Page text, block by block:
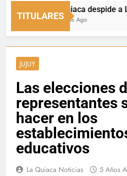
TITULARES
La Quiaca despide a
22 Horas Ago
JUJUY
Las elecciones
representantes
hacer en los
educativos
La Quiaca Noticias 5 Años